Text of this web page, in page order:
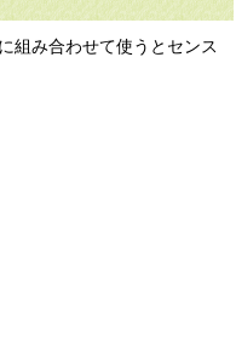
組み合わせて使うとセンス